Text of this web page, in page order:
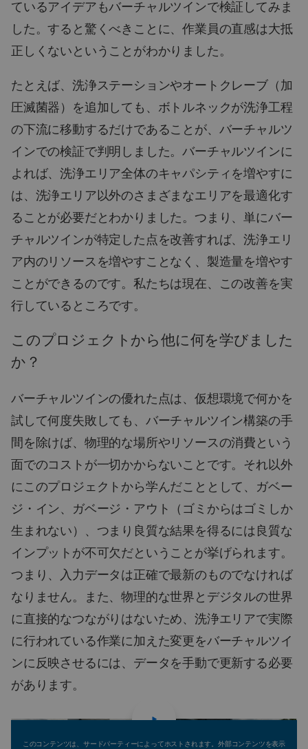
ているアイデアもバーチャルツインで検証してみま
した。すると驚くべきことに、作業員の直感は大抵
正しくないということがわかりました。
たとえば、洗浄ステーションやオートクレーブ（加
圧滅菌器）を追加しても、ボトルネックが洗浄工程
の下流に移動するだけであることが、バーチャルツ
インでの検証で判明しました。バーチャルツインに
よれば、洗浄エリア全体のキャパシティを増やすに
は、洗浄エリア以外のさまざまなエリアを最適化す
ることが必要だとわかりました。つまり、単にバー
チャルツインが特定した点を改善すれば、洗浄エリ
ア内のリソースを増やすことなく、製造量を増やす
ことができるのです。私たちは現在、この改善を実
行しているところです。
このプロジェクトから他に何を学びました
か？
バーチャルツインの優れた点は、仮想環境で何かを
試して何度失敗しても、バーチャルツイン構築の手
間を除けば、物理的な場所やリソースの消費という
面でのコストが一切かからないことです。それ以外
にこのプロジェクトから学んだこととして、ガベー
ジ・イン、ガベージ・アウト（ゴミからはゴミしか
生まれない）、つまり良質な結果を得るには良質な
インプットが不可欠だということが挙げられます。
つまり、入力データは正確で最新のものでなければ
なりません。また、物理的な世界とデジタルの世界
に直接的なつながりはないため、洗浄エリアで実際
に行われている作業に加えた変更をバーチャルツイ
ンに反映させるには、データを手動で更新する必要
があります。
このコンテンツは、サードパーティーによってホストされます。外部コンテンツを表示